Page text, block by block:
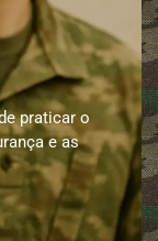
praticar o
e as